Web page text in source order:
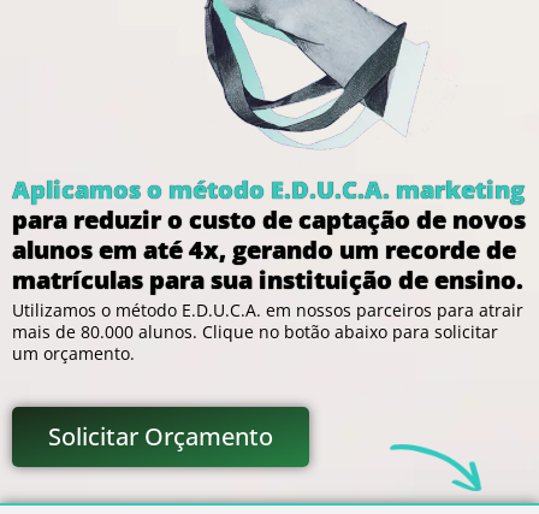
Aplicamos o método E.D.U.C.A. marketing
para reduzir o custo de captação de novos
alunos em até 4x, gerando um recorde de
matrículas para sua instituição de ensino.
Utilizamos o método E.D.U.C.A. em nossos parceiros para atrair
mais de 80.000 alunos. Clique no botão abaixo para solicitar
um orçamento.
Solicitar Orçamento